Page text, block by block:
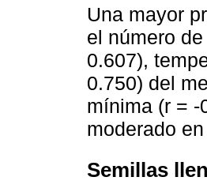
Una mayor
el número
0.607),
0.750) del
mínima (r = -
moderado
Semillas